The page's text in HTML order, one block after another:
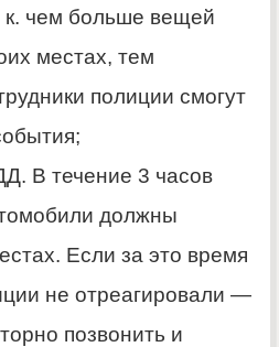
к. чем больше вещей
местах, тем
полиции смогут
В течение 3 часов
должны
Если за это время
не отреагировали —
позвонить и